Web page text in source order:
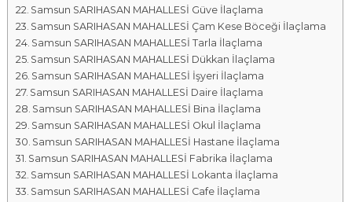
Samsun SARIHASAN MAHALLESİ Güve İlaçlama
Samsun SARIHASAN MAHALLESİ Çam Kese Böceği İlaçlama
Samsun SARIHASAN MAHALLESİ Tarla İlaçlama
Samsun SARIHASAN MAHALLESİ Dükkan İlaçlama
Samsun SARIHASAN MAHALLESİ İşyeri İlaçlama
Samsun SARIHASAN MAHALLESİ Daire İlaçlama
Samsun SARIHASAN MAHALLESİ Bina İlaçlama
Samsun SARIHASAN MAHALLESİ Okul İlaçlama
Samsun SARIHASAN MAHALLESİ Hastane İlaçlama
Samsun SARIHASAN MAHALLESİ Fabrika İlaçlama
Samsun SARIHASAN MAHALLESİ Lokanta İlaçlama
Samsun SARIHASAN MAHALLESİ Cafe İlaçlama